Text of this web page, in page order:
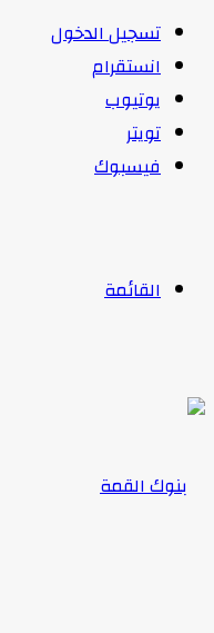
تسجيل الدخول
انستقرام
يوتيوب
تويتر
فيسبوك
القائمة